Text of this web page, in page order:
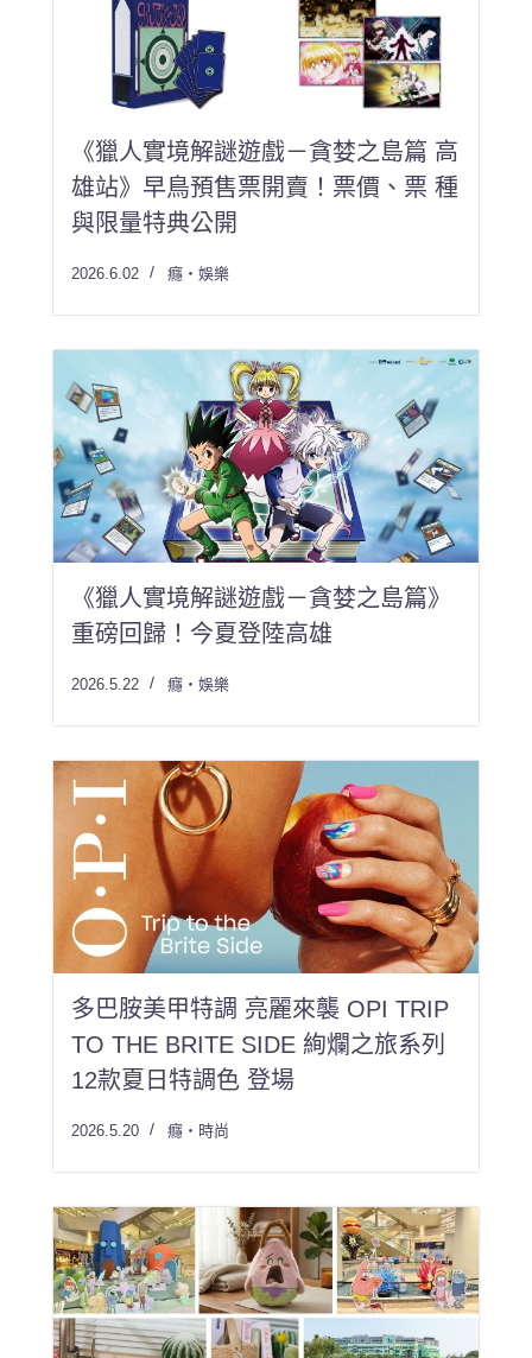
《獵人實境解謎遊戲－貪婪之島篇 高
雄站》早鳥預售票開賣！票價、票 種
與限量特典公開
2026.6.02 癮・娛樂
《獵人實境解謎遊戲－貪婪之島篇》
重磅回歸！今夏登陸高雄
2026.5.22 癮・娛樂
多巴胺美甲特調 亮麗來襲 OPI TRIP
TO THE BRITE SIDE 絢爛之旅系列
12款夏日特調色 登場
2026.5.20 癮・時尚